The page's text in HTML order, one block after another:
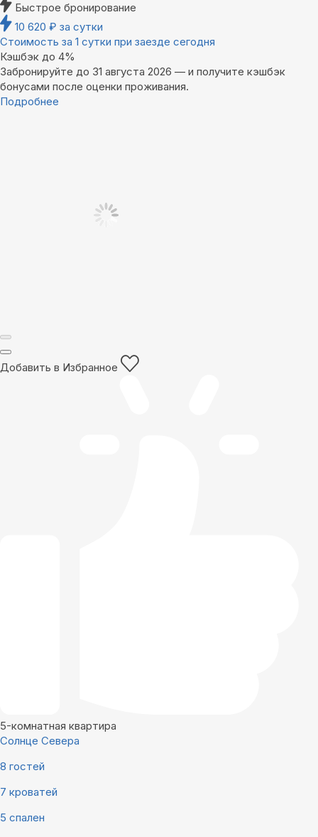
Быстрое бронирование
10 620 ₽ за сутки
Стоимость за 1 сутки при заезде сегодня
Кэшбэк до 4%
Забронируйте до 31 августа 2026 — и получите кэшбэк
бонусами после оценки проживания.
Подробнее
Добавить в Избранное
5-комнатная квартира
Солнце Севера
8 гостей
7 кроватей
5 спален